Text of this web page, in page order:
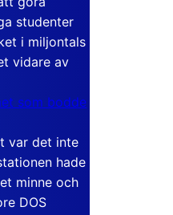
studenter
i miljontals
vidare av
som bodde
var det inte
hade
minne och
DOS